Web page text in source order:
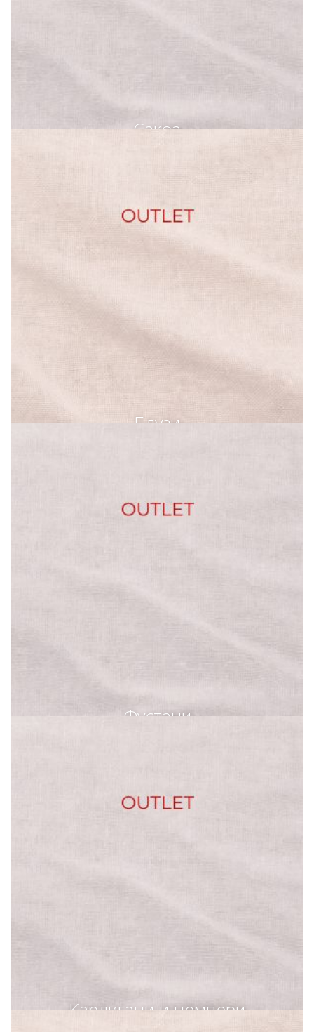
Сакоа
Блузи
Фустани
Кардигани и џемпери